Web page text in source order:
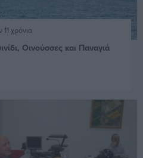
11 χρόνια
Οινούσσες και Παναγιά